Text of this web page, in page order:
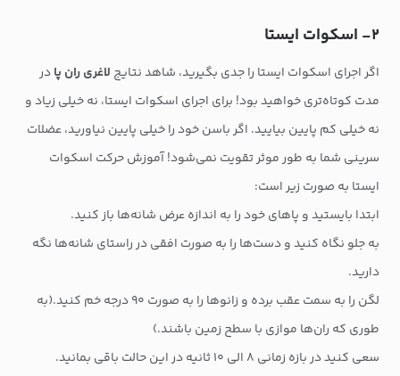
۲- اسکوات ایستا
اگر اجرای اسکوات ایستا را جدی بگیرید، شاهد نتایج لاغری ران پادر
مدت کوتاه‌تری خواهید بود! برای اجرای اسکوات ایستا، نه خیلی زیاد و
نه خیلی کم پایین بیایید. اگر باسن خود را خیلی پایین نیاورید، عضلات
سرینی شما به طور موثر تقویت نمی‌شود! آموزش حرکت اسکوات
ایستا به صورت زیر است:
ابتدا بایستید و پاهای خود را به اندازه عرض شانه‌ها باز کنید.
به جلو نگاه کنید و دست‌ها را به صورت افقی در راستای شانه‌ها نگه
دارید.
لگن را به سمت عقب برده و زانوها را به صورت ۹۰ درجه خم کنید.(به
طوری که ران‌ها موازی با سطح زمین باشند.)
سعی کنید در بازه زمانی ۸ الی ۱۰ ثانیه در این حالت باقی بمانید.